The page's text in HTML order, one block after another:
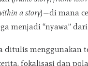
a story)—di mana
menjadi “nyawa”
ditulis menggunakan
fokalisasi dan